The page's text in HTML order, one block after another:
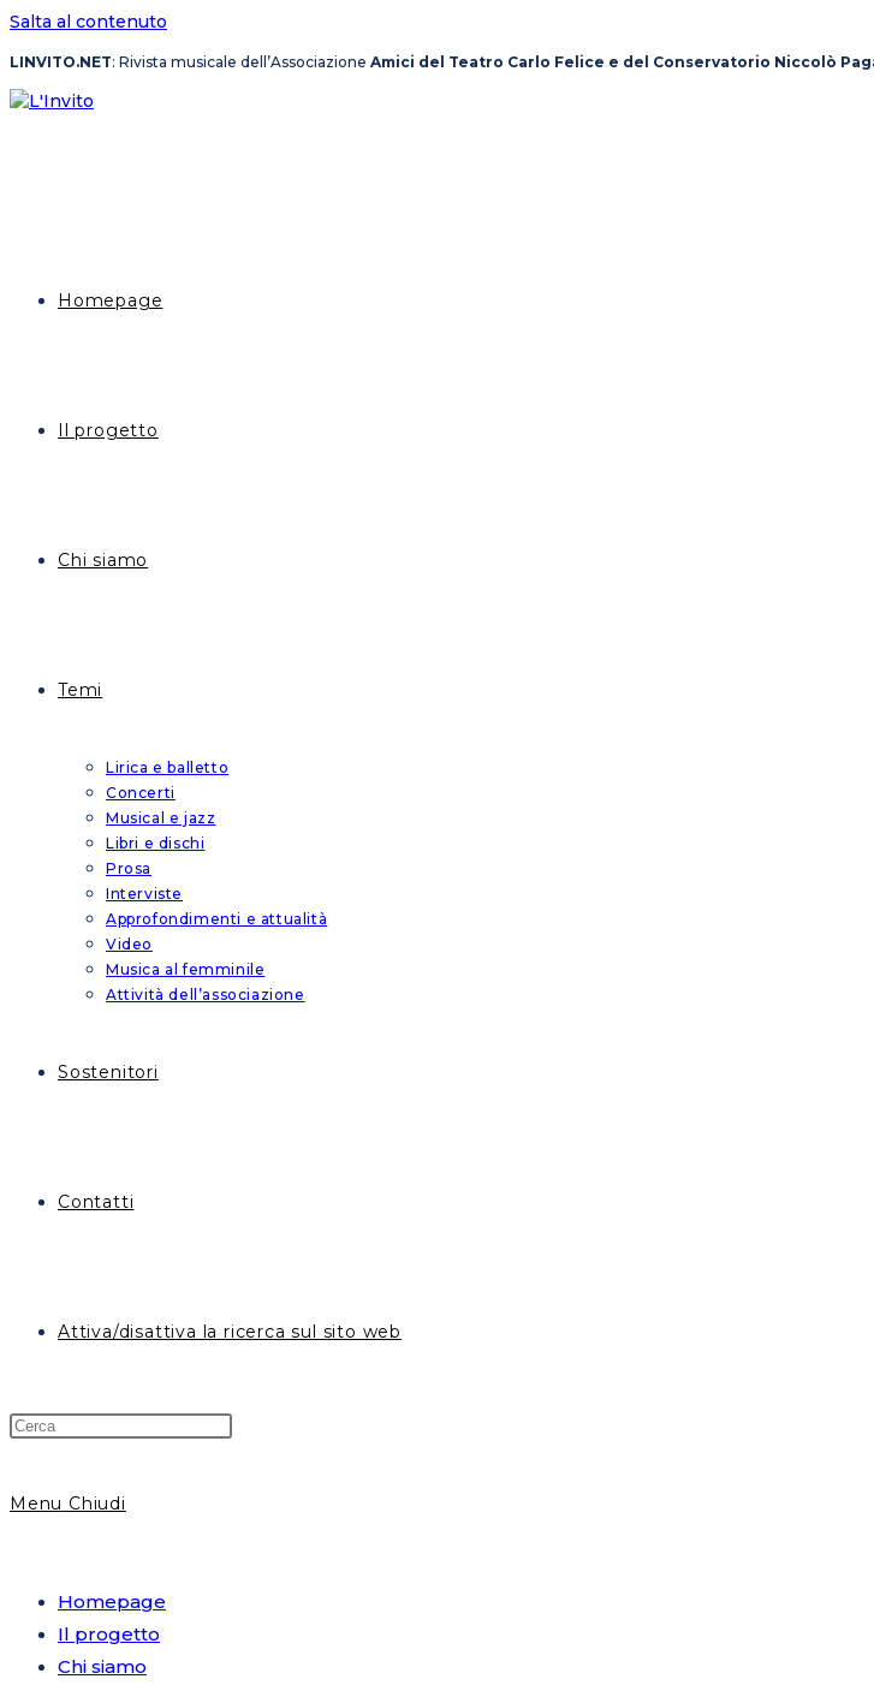
Salta al contenuto
LINVITO.NET: Rivista musicale dell’Associazione Amici del Teatro Carlo Felice e del Conservatorio Niccolò
Homepage
Il progetto
Chi siamo
Temi
Lirica e balletto
Concerti
Musical e jazz
Libri e dischi
Prosa
Interviste
Approfondimenti e attualità
Video
Musica al femminile
Attività dell’associazione
Sostenitori
Contatti
Attiva/disattiva la ricerca sul sito web
Menu Chiudi
Homepage
Il progetto
Chi siamo